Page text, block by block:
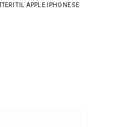
TIL APPLE IPHONE SE